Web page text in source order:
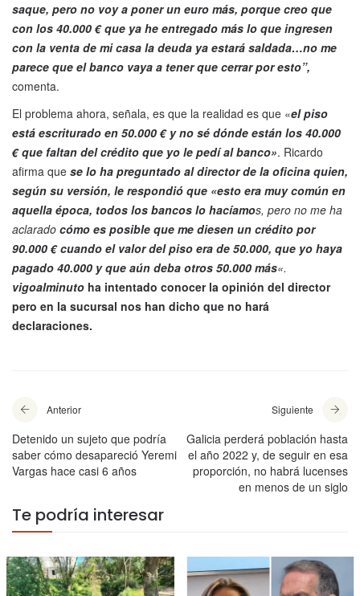
saque, pero no voy a poner un euro más, porque creo que
con los 40.000 € que ya he entregado más lo que ingresen
con la venta de mi casa la deuda ya estará saldada…no me
parece que el banco vaya a tener que cerrar por esto”,
comenta.
El problema ahora, señala, es que la realidad es que «el piso
está escriturado en 50.000 € y no sé dónde están los 40.000
€ que faltan del crédito que yo le pedí al banco». Ricardo
afirma que se lo ha preguntado al director de la oficina quien,
según su versión, le respondió que «esto era muy común en
aquella época, todos los bancos lo hacíamos, pero no me ha
aclarado cómo es posible que me diesen un crédito por
90.000 € cuando el valor del piso era de 50.000, que yo haya
pagado 40.000 y que aún deba otros 50.000 más«.
vigoalminuto ha intentado conocer la opinión del director
pero en la sucursal nos han dicho que no hará
declaraciones.
Anterior
Detenido un sujeto que podría
saber cómo desapareció Yeremi
Vargas hace casi 6 años
Siguiente
Galicia perderá población hasta
el año 2022 y, de seguir en esa
proporción, no habrá lucenses
en menos de un siglo
Te podría interesar